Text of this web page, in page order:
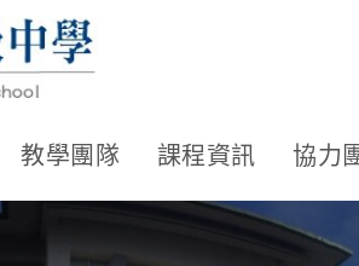
教學團隊 課程資訊 協力